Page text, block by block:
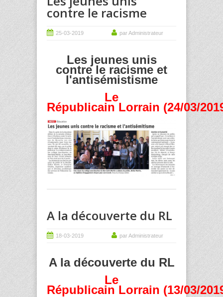
contre le racisme
25-03-2019 par Administrateur
Les jeunes unis
contre le racisme et
l'antisémistisme
Le
Républicain Lorrain (24/03/
A la découverte du RL
18-03-2019 par Administrateur
A la découverte du RL
Le
Républicain Lorrain (13/03/